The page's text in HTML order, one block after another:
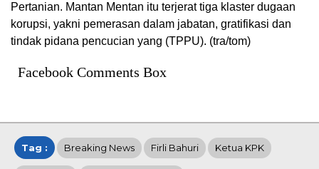
Pertanian. Mantan Mentan itu terjerat tiga klaster dugaan
korupsi, yakni pemerasan dalam jabatan, gratifikasi dan
tindak pidana pencucian yang (TPPU). (tra/tom)
Facebook Comments Box
Tag : Breaking News Firli Bahuri Ketua KPK